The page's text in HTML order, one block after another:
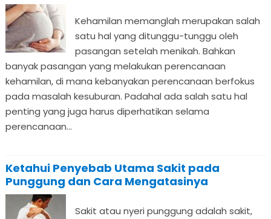
Kehamilan memanglah merupakan salah
satu hal yang ditunggu-tunggu oleh
pasangan setelah menikah. Bahkan
banyak pasangan yang melakukan perencanaan
kehamilan, di mana kebanyakan perencanaan berfokus
pada masalah kesuburan. Padahal ada salah satu hal
penting yang juga harus diperhatikan selama
perencanaan...
Ketahui Penyebab Utama Sakit pada
Punggung dan Cara Mengatasinya
Sakit atau nyeri punggung adalah sakit,